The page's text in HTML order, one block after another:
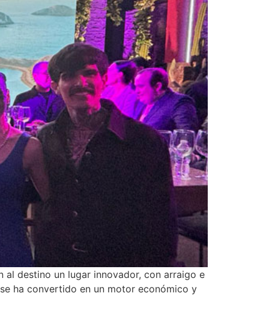
al destino un lugar innovador, con arraigo e
ha convertido en un motor económico y